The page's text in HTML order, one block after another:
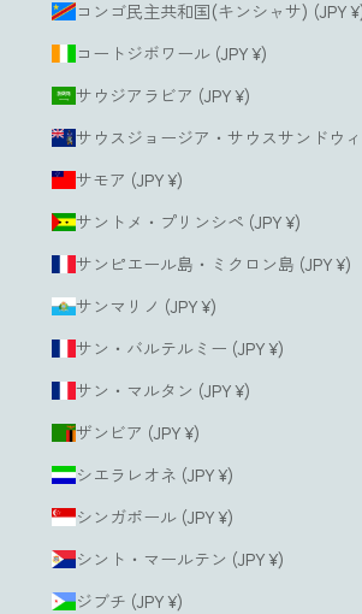
コンゴ民主共和国(キンシャサ) (JPY
コートジボワール (JPY ¥)
サウジアラビア (JPY ¥)
サウスジョージア・サウスサンドウ
サモア (JPY ¥)
サントメ・プリンシペ (JPY ¥)
サンピエール島・ミクロン島 (JPY ¥)
サンマリノ (JPY ¥)
サン・バルテルミー (JPY ¥)
サン・マルタン (JPY ¥)
ザンビア (JPY ¥)
シエラレオネ (JPY ¥)
シンガポール (JPY ¥)
シント・マールテン (JPY ¥)
ジブチ (JPY ¥)